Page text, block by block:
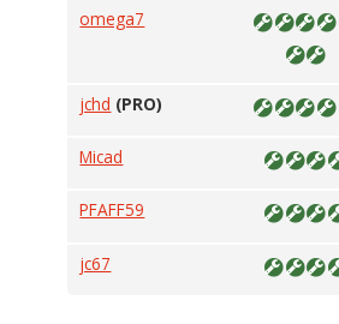
omega7
jchd (PRO)
Micad
PFAFF59
jc67